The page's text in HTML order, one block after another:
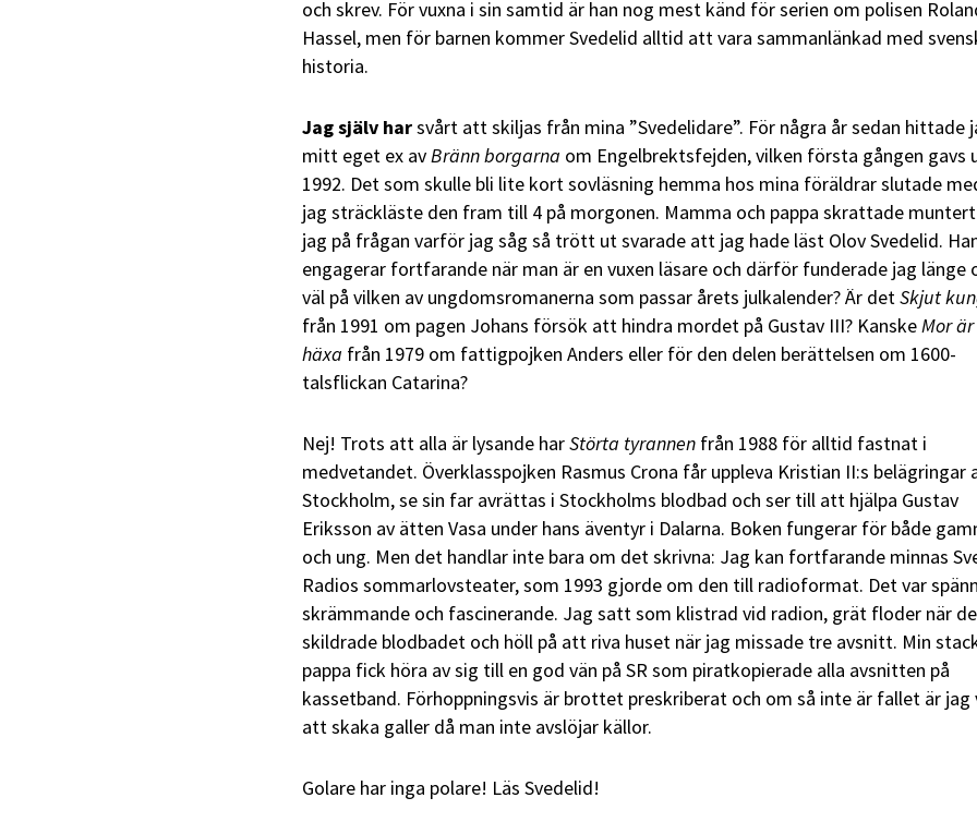
och skrev. För vuxna i sin samtid är han nog mest känd för serien om polisen
Hassel, men för barnen kommer Svedelid alltid att vara sammanlänkad med
historia.
Jag själv harsvårt att skiljas från mina ”Svedelidare”. För några år sedan hittade
mitt eget ex avBränn borgarna om Engelbrektsfejden, vilken första gången gavs
1992. Det som skulle bli lite kort sovläsning hemma hos mina föräldrar slutade
jag sträckläste den fram till 4 på morgonen. Mamma och pappa skrattade
jag på frågan varför jag såg så trött ut svarade att jag hade läst Olov Svedelid.
engagerar fortfarande när man är en vuxen läsare och därför funderade jag länge
väl på vilken av ungdomsromanerna som passar årets julkalender? Är detSkjut
från 1991 om pagen Johans försök att hindra mordet på Gustav III? KanskeMor
häxa från 1979 om fattigpojken Anders eller för den delen berättelsen om 1600-
talsflickan Catarina?
Nej! Trots att alla är lysande harStörta tyrannen från 1988 för alltid fastnat i
medvetandet. Överklasspojken Rasmus Crona får uppleva Kristian II:s belägringar
Stockholm, se sin far avrättas i Stockholms blodbad och ser till att hjälpa Gustav
Eriksson av ätten Vasa under hans äventyr i Dalarna. Boken fungerar för både
och ung. Men det handlar inte bara om det skrivna: Jag kan fortfarande minnas
Radios sommarlovsteater, som 1993 gjorde om den till radioformat. Det var
skrämmande och fascinerande. Jag satt som klistrad vid radion, grät floder när de
skildrade blodbadet och höll på att riva huset när jag missade tre avsnitt. Min
pappa fick höra av sig till en god vän på SR som piratkopierade alla avsnitten på
kassetband. Förhoppningsvis är brottet preskriberat och om så inte är fallet är jag
att skaka galler då man inte avslöjar källor.
Golare har inga polare! Läs Svedelid!